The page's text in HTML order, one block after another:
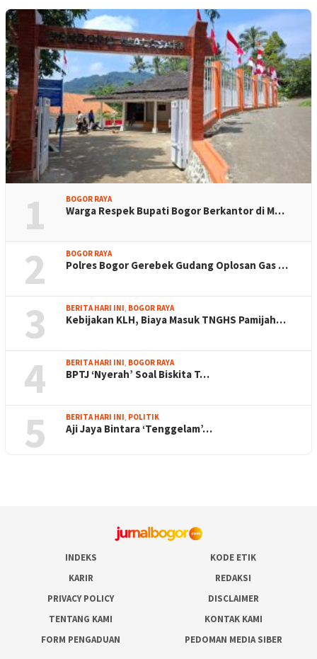
1 BOGOR RAYA
Warga Respek Bupati Bogor Berkantor di M…
2 BOGOR RAYA
Polres Bogor Gerebek Gudang Oplosan Gas …
3 BERITA HARI INI BOGOR RAYA
Kebijakan KLH, Biaya Masuk TNGHS Pamijah…
4 BERITA HARI INI BOGOR RAYA
BPTJ ‘Nyerah’ Soal Biskita T…
5 BERITA HARI INI POLITIK
Aji Jaya Bintara ‘Tenggelam’…
INDEKS
KODE ETIK
KARIR
REDAKSI
PRIVACY POLICY
DISCLAIMER
TENTANG KAMI
KONTAK KAMI
FORM PENGADUAN
PEDOMAN MEDIA SIBER